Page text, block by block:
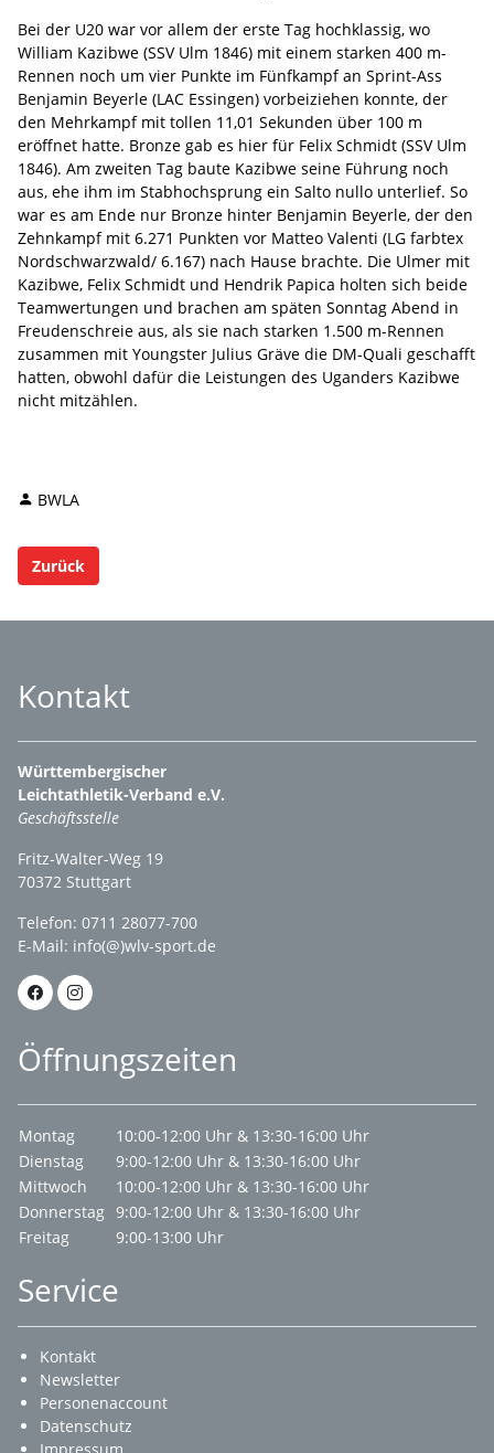
Bei der U20 war vor allem der erste Tag hochklassig, wo
William Kazibwe (SSV Ulm 1846) mit einem starken 400 m-
Rennen noch um vier Punkte im Fünfkampf an Sprint-Ass
Benjamin Beyerle (LAC Essingen) vorbeiziehen konnte, der
den Mehrkampf mit tollen 11,01 Sekunden über 100 m
eröffnet hatte. Bronze gab es hier für Felix Schmidt (SSV Ulm
1846). Am zweiten Tag baute Kazibwe seine Führung noch
aus, ehe ihm im Stabhochsprung ein Salto nullo unterlief. So
war es am Ende nur Bronze hinter Benjamin Beyerle, der den
Zehnkampf mit 6.271 Punkten vor Matteo Valenti (LG farbtex
Nordschwarzwald/ 6.167) nach Hause brachte. Die Ulmer mit
Kazibwe, Felix Schmidt und Hendrik Papica holten sich beide
Teamwertungen und brachen am späten Sonntag Abend in
Freudenschreie aus, als sie nach starken 1.500 m-Rennen
zusammen mit Youngster Julius Gräve die DM-Quali geschafft
hatten, obwohl dafür die Leistungen des Uganders Kazibwe
nicht mitzählen.
BWLA
Zurück
Kontakt
Württembergischer
Leichtathletik-Verband e.V.
Geschäftsstelle
Fritz-Walter-Weg 19
70372 Stuttgart
Telefon: 0711 28077-700
E-Mail: info(@)wlv-sport.de
Öffnungszeiten
Montag
10:00-12:00 Uhr & 13:30-16:00 Uhr
Dienstag
9:00-12:00 Uhr & 13:30-16:00 Uhr
Mittwoch
10:00-12:00 Uhr & 13:30-16:00 Uhr
Donnerstag 9:00-12:00 Uhr & 13:30-16:00 Uhr
Freitag
9:00-13:00 Uhr
Service
Kontakt
Newsletter
Personenaccount
Datenschutz